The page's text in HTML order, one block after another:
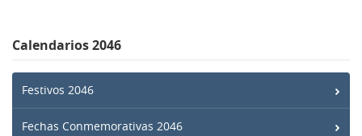
Calendarios 2046
Festivos 2046
Fechas Conmemorativas 2046